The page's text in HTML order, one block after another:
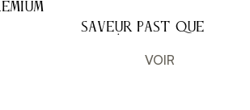
Saveur Pastèque –
VOIR